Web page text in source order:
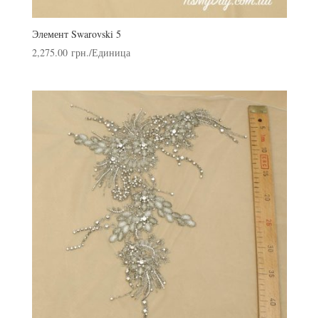
Элемент Swarovski 5
2,275.00 грн./Единица